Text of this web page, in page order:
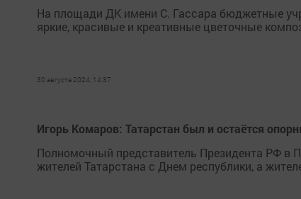
На площади ДК имени С. Гассара бюджетные
яркие, красивые и креативные цветочные
30 августа 2024, 14:37
Игорь Комаров: Татарстан был и остаётся
Полномочный представитель Президента РФ в
жителей Татарстана с Днем республики, а